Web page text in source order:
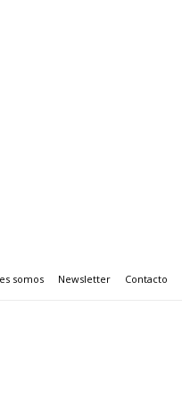
somos Newsletter Contacto